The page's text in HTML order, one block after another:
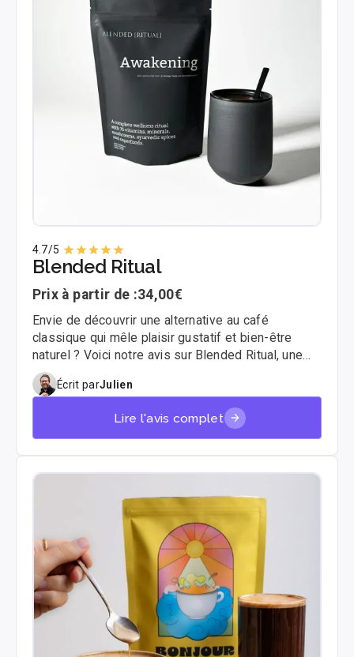
4.7/5
Blended Ritual
Prix à partir de :34,00€
Envie de découvrir une alternative au café
classique qui mêle plaisir gustatif et bien-être
naturel ? Voici notre avis sur Blended Ritual, une
marque qui mise tout sur un blend innovant : un
café enrichi aux champignons adaptogènes. On a
testé leur produit phare Awakening, et voici notre
retour complet.
Écrit parJulien
Lire l'avis complet